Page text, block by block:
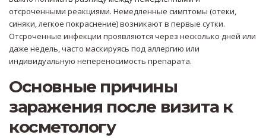
отсроченными реакциями. Немедленные симптомы (отеки,
синяки, легкое покраснение) возникают в первые сутки.
Отсроченные инфекции проявляются через несколько дней или
даже недель, часто маскируясь под аллергию или
индивидуальную непереносимость препарата.
Основные причины
заражения после визита к
косметологу